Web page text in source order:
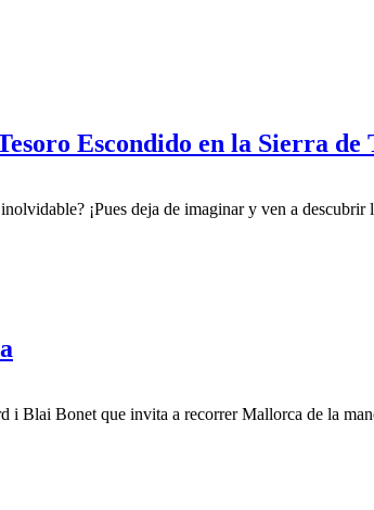
Escondido en la Sierra
¡Pues deja de imaginar y ven a
Bonet que invita a recorrer Mallorca de la